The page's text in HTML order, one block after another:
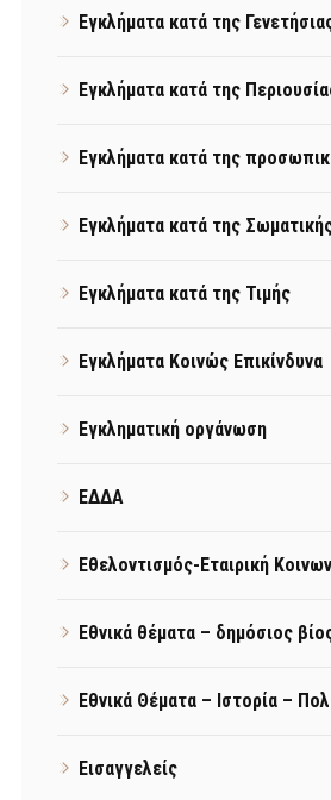
Εγκλήματα κατά της
Εγκλήματα κατά της
Εγκλήματα κατά της
Εγκλήματα κατά της
Εγκλήματα κατά της Τιμής
Εγκλήματα Κοινώς Επικίνδυνα
Εγκληματική οργάνωση
ΕΔΔΑ
Εθελοντισμός-Εταιρική
Εθνικά θέματα – δημόσιος
Εθνικά Θέματα – Ιστορία –
Εισαγγελείς